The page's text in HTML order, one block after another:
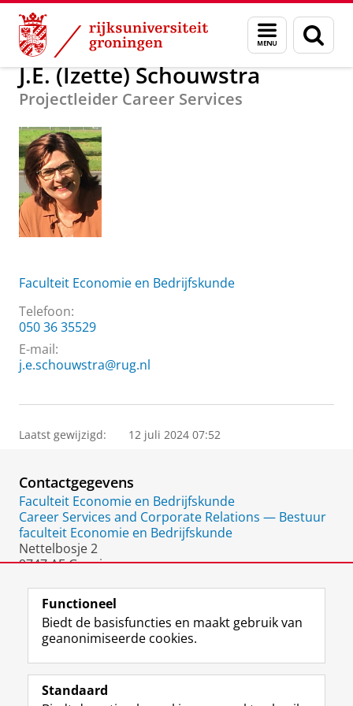
Skip
Content
Skip
Navigation
Menu
en
zoeken
Over ons J.E. (Izette) Schouwstra
J.E. (Izette) Schouwstra
Projectleider Career Services
Faculteit Economie en Bedrijfskunde
Telefoon:
050 36 35529
E-mail:
j.e.schouwstra@rug.nl
Laatst gewijzigd: 12 juli 2024 07:52
Contactgegevens
Faculteit Economie en Bedrijfskunde
Career Services and Corporate Relations — Bestuur
faculteit Economie en Bedrijfskunde
Nettelbosje 2
9747 AE Groningen
Volg de RUG
F
a
L
i
R
S
I
n
Y
o
Functioneel
Biedt de basisfuncties en maakt gebruik van
geanonimiseerde cookies.
Standaard